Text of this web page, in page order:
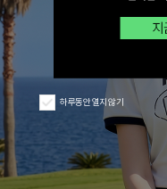
하루동안 열지 않기